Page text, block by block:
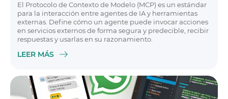
El Protocolo de Contexto de Modelo (MCP) es un estándar
para la interacción entre agentes de IA y herramientas
externas. Define cómo un agente puede invocar acciones
en servicios externos de forma segura y predecible, recibir
respuestas y usarlas en su razonamiento.
LEER MÁS